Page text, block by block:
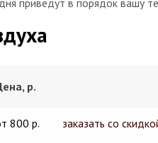
приведут в порядок вашу
р.
800 р. заказать со